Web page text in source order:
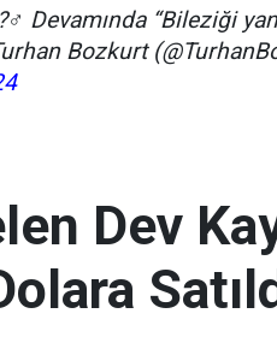
Devamında “Bileziği
Bozkurt
Dev